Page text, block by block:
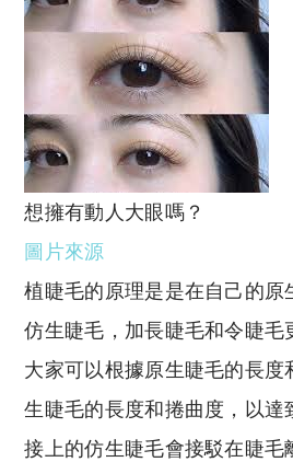
想擁有動人大眼嗎？
圖片來源
植睫毛的原理是是在自己的原
仿生睫毛，加長睫毛和令睫毛
大家可以根據原生睫毛的長度
生睫毛的長度和捲曲度，以達
接上的仿生睫毛會接駁在睫毛